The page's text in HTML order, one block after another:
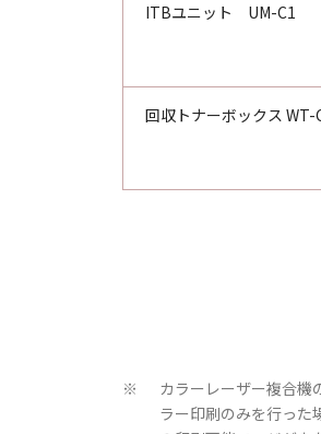
ITBユニット UM-C1
回収トナーボックス WT-
※
カラーレーザー複合機
ラー印刷のみを行った